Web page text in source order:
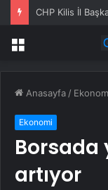
CHP Kilis İl
Menü
Anasayfa /
Ekonomi
Borsada
artıyor